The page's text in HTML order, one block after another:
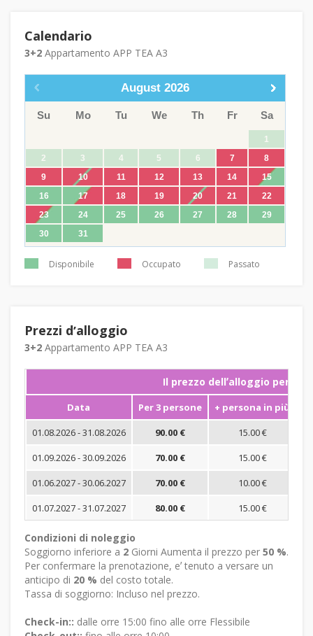
Calendario
3+2 Appartamento APP TEA A3
August 2026
Su Mo Tu We Th Fr Sa
1
2
3 4 5 6 7
8
9
10 11 12 13 14
15
16
17 18 19 20 21
22
23
24 25 26 27 28
29
30
31
Disponibile Occupato Passato
Prezzi dʼalloggio
3+2 Appartamento APP TEA A3
Il prezzo dellʼalloggio per
Data Per 3 persone + persona in più
01.08.2026 - 31.08.2026
90.00 €
15.00 €
01.09.2026 - 30.09.2026
70.00 €
15.00 €
01.06.2027 - 30.06.2027
70.00 €
10.00 €
01.07.2027 - 31.07.2027
80.00 € 15.00 €
Condizioni di noleggio
Soggiorno inferiore a 2 Giorni Aumenta il prezzo per 50 %.
Per confermare la prenotazione, eʼ tenuto a versare un
anticipo di 20 % del costo totale.
Tassa di soggiorno: Incluso nel prezzo.
Check-in:: dalle orre 15:00 fino alle orre Flessibile